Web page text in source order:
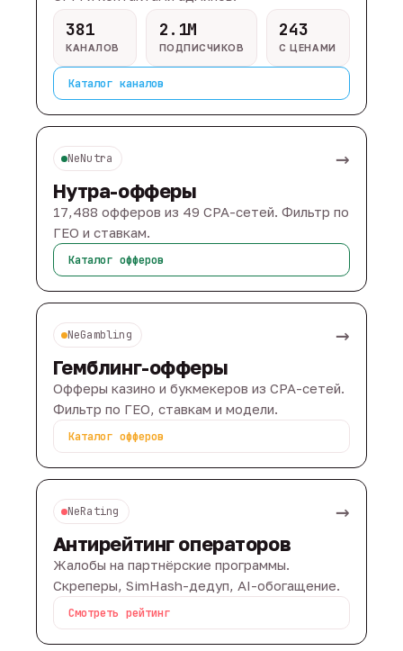
381
КАНАЛОВ
2.1M
ПОДПИСЧИКОВ
243
С ЦЕНАМИ
Каталог каналов
NeNutra →
Нутра-офферы
17,488 офферов из 49 CPA-сетей. Фильтр по
ГЕО и ставкам.
Каталог офферов
NeGambling →
Гемблинг-офферы
Офферы казино и букмекеров из CPA-сетей.
Фильтр по ГЕО, ставкам и модели.
Каталог офферов
NeRating →
Антирейтинг операторов
Жалобы на партнёрские программы.
Скреперы, SimHash-дедуп, AI-обогащение.
Смотреть рейтинг